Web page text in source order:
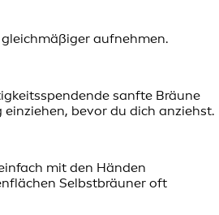
aufnehmen.
sanfte Bräune
bevor du dich anziehst.
mit den Händen
Selbstbräuner oft